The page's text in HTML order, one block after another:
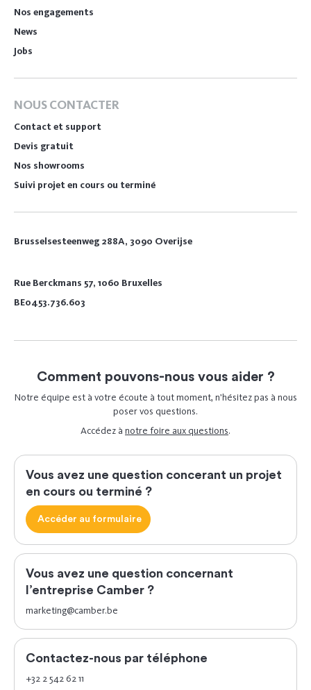
Nos engagements
News
Jobs
NOUS CONTACTER
Contact et support
Devis gratuit
Nos showrooms
Suivi projet en cours ou terminé
Brusselsesteenweg 288A, 3090 Overijse
Rue Berckmans 57, 1060 Bruxelles
BE0453.736.603
Comment pouvons-nous vous aider ?
Notre équipe est à votre écoute à tout moment, n’hésitez pas à nous
poser vos questions.
Accédez à notre foire aux questions.
Vous avez une question concerant un projet
en cours ou terminé ?
Accéder au formulaire
Vous avez une question concernant
l’entreprise Camber ?
marketing@camber.be
Contactez-nous par téléphone
+32 2 542 62 11